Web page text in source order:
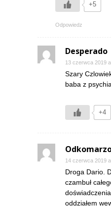
+5
Odpowiedz
Desperado
13 czerwca 2019
Szary
baba z
+4
14 czerwca 2019
Droga Dario.
czambuł
oddziałem